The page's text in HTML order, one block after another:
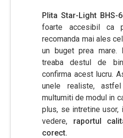
Plita Star-Light BHS-
foarte accesibil ca
recomanda mai ales
un buget prea mare.
treaba destul de
confirma acest lucru.
unele realiste,
multumiti de modul in
plus, se intretine usor,
vedere, raportul
corect.